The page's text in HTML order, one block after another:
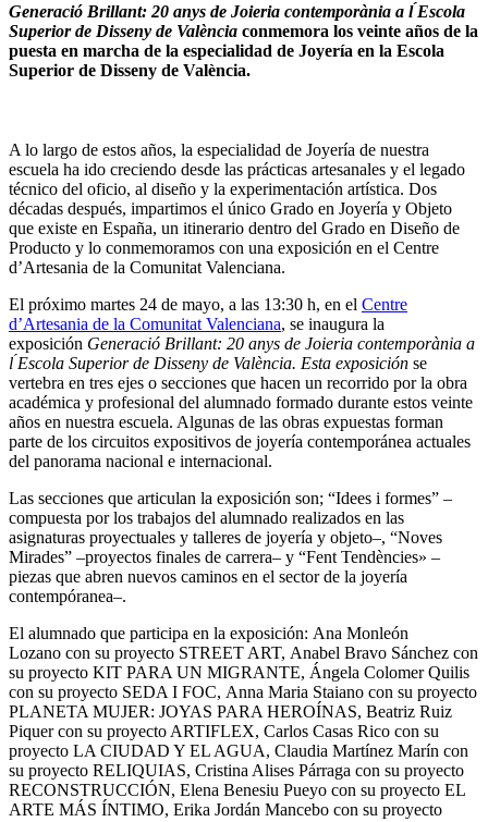
Generació Brillant: 20 anys de Joieria contemporània a l ́Escola
Superior de Disseny de València conmemora los veinte años de la
puesta en marcha de la especialidad de Joyería en la Escola
Superior de Disseny de València.
A lo largo de estos años, la especialidad de Joyería de nuestra
escuela ha ido creciendo desde las prácticas artesanales y el legado
técnico del oficio, al diseño y la experimentación artística. Dos
décadas después, impartimos el único Grado en Joyería y Objeto
que existe en España, un itinerario dentro del Grado en Diseño de
Producto y lo conmemoramos con una exposición en el Centre
d’Artesania de la Comunitat Valenciana.
El próximo martes 24 de mayo, a las 13:30 h, en el Centre
d’Artesania de la Comunitat Valenciana, se inaugura la
exposición Generació Brillant: 20 anys de Joieria contemporània a
l ́Escola Superior de Disseny de València. Esta exposición se
vertebra en tres ejes o secciones que hacen un recorrido por la obra
académica y profesional del alumnado formado durante estos veinte
años en nuestra escuela. Algunas de las obras expuestas forman
parte de los circuitos expositivos de joyería contemporánea actuales
del panorama nacional e internacional.
Las secciones que articulan la exposición son; “Idees i formes” –
compuesta por los trabajos del alumnado realizados en las
asignaturas proyectuales y talleres de joyería y objeto–, “Noves
Mirades” –proyectos finales de carrera– y “Fent Tendències» –
piezas que abren nuevos caminos en el sector de la joyería
contempóranea–.
El alumnado que participa en la exposición: Ana Monleón
Lozano con su proyecto STREET ART, Anabel Bravo Sánchez con
su proyecto KIT PARA UN MIGRANTE, Ángela Colomer Quilis
con su proyecto SEDA I FOC, Anna Maria Staiano con su proyecto
PLANETA MUJER: JOYAS PARA HEROÍNAS, Beatriz Ruiz
Piquer con su proyecto ARTIFLEX, Carlos Casas Rico con su
proyecto LA CIUDAD Y EL AGUA, Claudia Martínez Marín con
su proyecto RELIQUIAS, Cristina Alises Párraga con su proyecto
RECONSTRUCCIÓN, Elena Benesiu Pueyo con su proyecto EL
ARTE MÁS ÍNTIMO, Erika Jordán Mancebo con su proyecto